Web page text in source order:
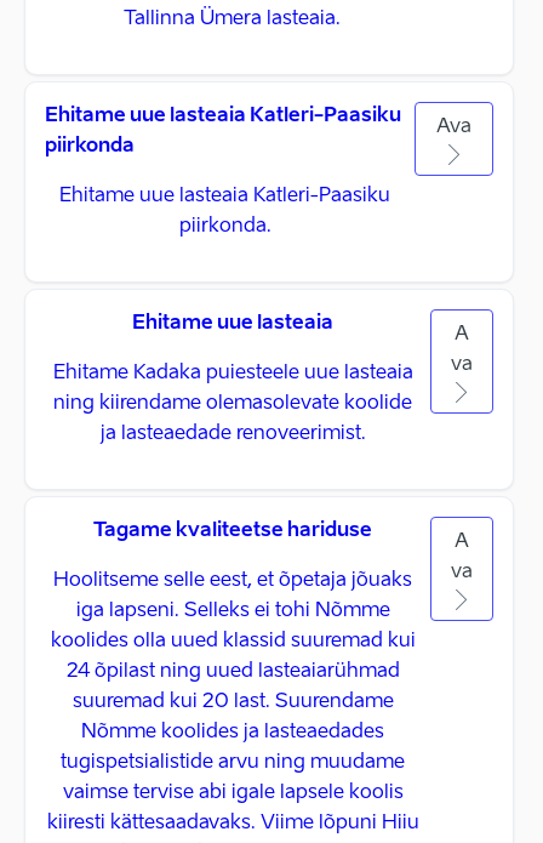
Tallinna Ümera lasteaia.
Ehitame uue lasteaia Katleri-Paasiku
piirkonda
Ehitame uue lasteaia Katleri-Paasiku
piirkonda.
Ava
Ehitame uue lasteaia
Ehitame Kadaka puiesteele uue lasteaia
ning kiirendame olemasolevate koolide
ja lasteaedade renoveerimist.
A
va
Tagame kvaliteetse hariduse
Hoolitseme selle eest, et õpetaja jõuaks
iga lapseni. Selleks ei tohi Nõmme
koolides olla uued klassid suuremad kui
24 õpilast ning uued lasteaiarühmad
suuremad kui 20 last. Suurendame
Nõmme koolides ja lasteaedades
tugispetsialistide arvu ning muudame
vaimse tervise abi igale lapsele koolis
kiiresti kättesaadavaks. Viime lõpuni Hiiu
A
va